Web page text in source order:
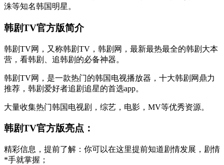
洙等知名韩国明星。
韩剧TV官方版简介
韩剧TV网，又称韩剧TV，韩剧网，最新最热最全的韩剧大本
营，看韩剧、追韩剧的必备神器。
韩剧TV网，是一款热门的韩国电视播放器，十大韩剧网鼎力
推荐，韩剧爱好者追剧追星的首选app。
大量收集热门韩国电视剧，综艺，电影，MV等优秀资源。
韩剧TV官方版亮点：
精彩信息，提前了解：你可以在这里提前知道剧情发展，剧情
*手就掌握；